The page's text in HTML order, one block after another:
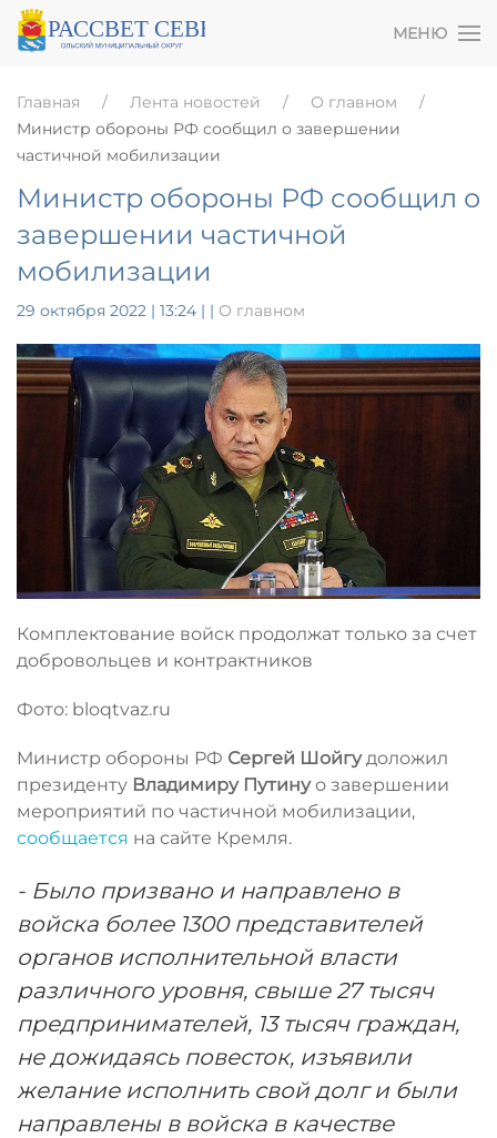
МЕНЮ
Главная Лента новостей
О главном
Министр обороны РФ сообщил о завершении
частичной мобилизации
Министр обороны РФ сообщил о
завершении частичной
мобилизации
29 октября 2022 | 13:24 | | О главном
Комплектование войск продолжат только за счет
добровольцев и контрактников
Фото: bloqtvaz.ru
Министр обороны РФ Сергей Шойгудоложил
президенту Владимиру Путинуо завершении
мероприятий по частичной мобилизации,
сообщается на сайте Кремля.
- Было призвано и направлено в
войска более 1300 представителей
органов исполнительной власти
различного уровня, свыше 27 тысяч
предпринимателей, 13 тысяч граждан,
не дожидаясь повесток, изъявили
желание исполнить свой долг и были
направлены в войска в качестве